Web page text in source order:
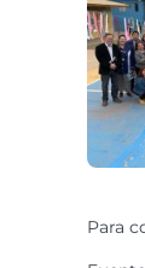
Para